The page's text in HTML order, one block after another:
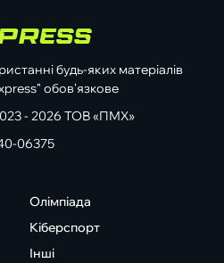
будь-яких матеріалів
обов'язкове
- 2026 ТОВ «ПМХ»
06375
Олімпіада
Кіберспорт
Інші